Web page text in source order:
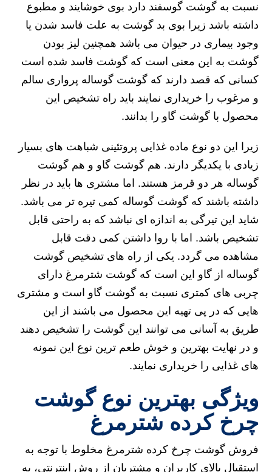
نسبت به گوشت گوسفند دارد بوی خوشایند و مطبوع
داشته باشد زیرا بوی بد گوشت به علت فاسد شدن یا
وجود بیماری در حیوان می باشد همچنین لیز بودن
گوشت به این معنی است که گوشت فاسد شده است
کسانی که قصد دارند که گوشت گوساله پرواری سالم
و مرغوب را خریداری نمایند باید راه تشخیص این
محصول با گوشت گاو را بدانند.
زیرا این دو نوع ماده غذایی پروتئینی شباهت های بسیار
زیادی با یکدیگر دارند. هم گوشت گاو و هم گوشت
گوساله هر دو قرمز هستند. اما مشتری ها باید در نظر
داشته باشند که گوشت گوساله کمی تیره تر می باشد.
شاید این تیرگی به اندازه ای نباشد که به راحتی قابل
تشخیص باشد. اما با روا داشتن کمی دقت قابل
مشاهده می گردد. یکی از راه های تشخیص گوشت
گوساله از گاو این است که گوشت شترمرغ دارای
چربی های کمتری نسبت به گوشت گاو است و مشتری
هایی که در پی تهیه این محصول می باشند از این
طریق به آسانی می توانند این گوشت را تشخیص دهند
و در نهایت بهترین و خوش طعم ترین نوع این نمونه
های غذایی را خریداری نمایند.
ویژگی بهترین نوع گوشت
چرخ کرده شترمرغ
فروش گوشت چرخ کرده شترمرغ مخلوط با توجه به
استقبال بالای کاربران و مشتریان از روش اینترنتی، به